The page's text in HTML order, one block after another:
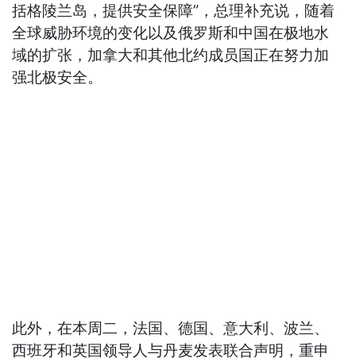
括格陵兰岛，提供安全保障”，总理补充说，随着
全球威胁环境的变化以及俄罗斯和中国在极地水
域的扩张，加拿大和其他北约成员国正在努力加
强北极安全。
此外，在本周二，法国、德国、意大利、波兰、
西班牙和英国领导人与丹麦发表联合声明，重申